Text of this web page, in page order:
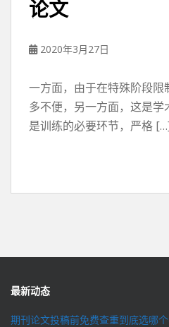
论文
2020年3月27日
一方面，由于在特殊阶段
多不便，另一方面，这是
是训练的必要环节，严格
最新动态
期刊论文投稿前免费查重到底选哪个